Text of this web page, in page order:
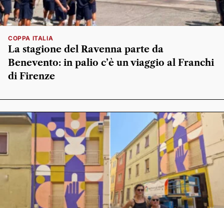
COPPA ITALIA
La stagione del Ravenna parte da
Benevento: in palio c’è un viaggio al Franchi
di Firenze